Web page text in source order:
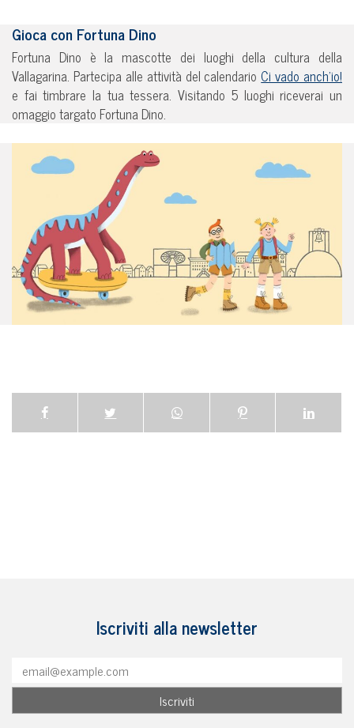
Gioca con Fortuna Dino
Fortuna Dino è la mascotte dei luoghi della cultura della
Vallagarina. Partecipa alle attività del calendario Ci vado anch’io!
e fai timbrare la tua tessera. Visitando 5 luoghi riceverai un
omaggio targato Fortuna Dino.
Iscriviti alla newsletter